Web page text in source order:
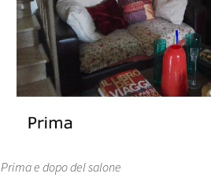
Prima e dopo del salone